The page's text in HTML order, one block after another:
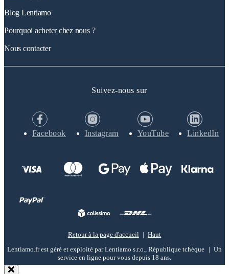
Blog Lentiamo
Pourquoi acheter chez nous ?
Nous contacter
Suivez-nous sur
Facebook Instagram YouTube LinkedIn
Retour à la page d'accueil
Haut
Lentiamo.fr est géré et exploité par Lentiamo s.r.o., République tchèque
Un
service en ligne pour vous depuis 18 ans.